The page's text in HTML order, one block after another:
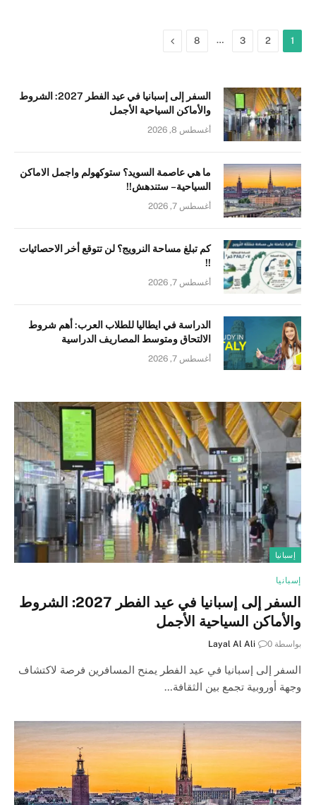
1
2
3
…
8 التالي
السفر إلى إسبانيا في عيد الفطر 2027: الشروط
والأماكن السياحية الأجمل
أغسطس 8, 2026
ما هي عاصمة السويد؟ ستوكهولم واجمل الاماكن
السياحية – ستندهش!!
أغسطس 7, 2026
كم تبلغ مساحة النرويج؟ لن تتوقع أخر الاحصائيات
!!
أغسطس 7, 2026
الدراسة في ايطاليا للطلاب العرب: أهم شروط
الالتحاق ومتوسط المصاريف الدراسية
أغسطس 7, 2026
إسبانيا
إسبانيا
السفر إلى إسبانيا في عيد الفطر 2027: الشروط
والأماكن السياحية الأجمل
بواسطة Layal Al Ali 0
السفر إلى إسبانيا في عيد الفطر يمنح المسافرين فرصة لاكتشاف
وجهة أوروبية تجمع بين الثقافة…